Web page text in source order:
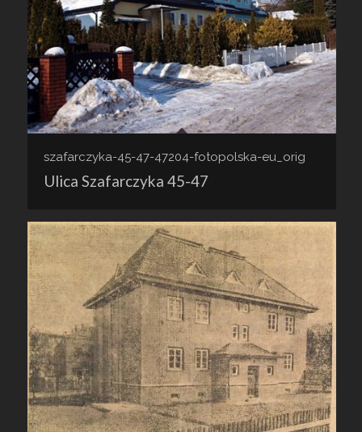
szafarczyka-45-47-47204-fotopolska-eu_orig
Ulica Szafarczyka 45-47